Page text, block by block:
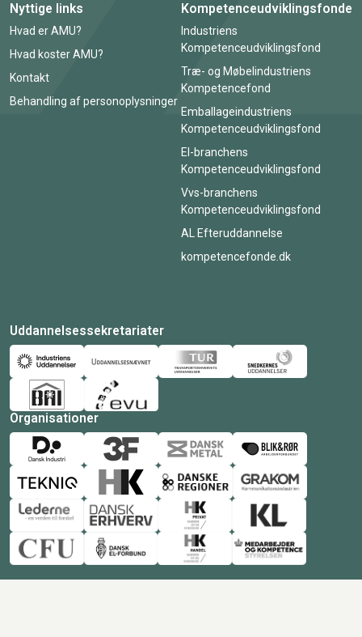
Nyttige links
Hvad er AMU?
Hvad koster AMU?
Kontakt
Behandling af personoplysninger
Kompetenceudviklingsfonde
Industriens
Kompetenceudviklingsfond
Træ- og Møbelindustriens
Kompetencefond
Emballageindustriens
Kompetenceudviklingsfond
El-branchens
Kompetenceudviklingsfond
Vvs-branchens
Kompetenceudviklingsfond
AL Efteruddannelse
kompetencefonde.dk
Uddannelsessekretariater
Organisationer